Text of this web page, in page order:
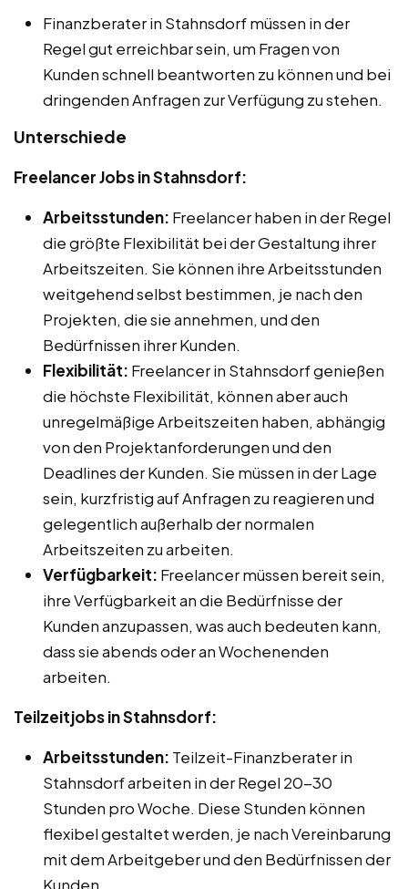
Finanzberater in Stahnsdorf müssen in der
Regel gut erreichbar sein, um Fragen von
Kunden schnell beantworten zu können und bei
dringenden Anfragen zur Verfügung zu stehen.
Unterschiede
Freelancer Jobs in Stahnsdorf:
Arbeitsstunden: Freelancer haben in der Regel
die größte Flexibilität bei der Gestaltung ihrer
Arbeitszeiten. Sie können ihre Arbeitsstunden
weitgehend selbst bestimmen, je nach den
Projekten, die sie annehmen, und den
Bedürfnissen ihrer Kunden.
Flexibilität: Freelancer in Stahnsdorf genießen
die höchste Flexibilität, können aber auch
unregelmäßige Arbeitszeiten haben, abhängig
von den Projektanforderungen und den
Deadlines der Kunden. Sie müssen in der Lage
sein, kurzfristig auf Anfragen zu reagieren und
gelegentlich außerhalb der normalen
Arbeitszeiten zu arbeiten.
Verfügbarkeit: Freelancer müssen bereit sein,
ihre Verfügbarkeit an die Bedürfnisse der
Kunden anzupassen, was auch bedeuten kann,
dass sie abends oder an Wochenenden
arbeiten.
Teilzeitjobs in Stahnsdorf:
Arbeitsstunden: Teilzeit-Finanzberater in
Stahnsdorf arbeiten in der Regel 20-30
Stunden pro Woche. Diese Stunden können
flexibel gestaltet werden, je nach Vereinbarung
mit dem Arbeitgeber und den Bedürfnissen der
Kunden.